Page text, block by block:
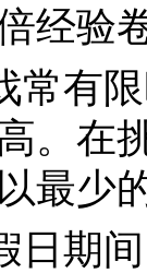
经验
常有
。在
最少
日期